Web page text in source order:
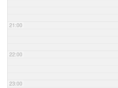
21:00
22:00
23:00